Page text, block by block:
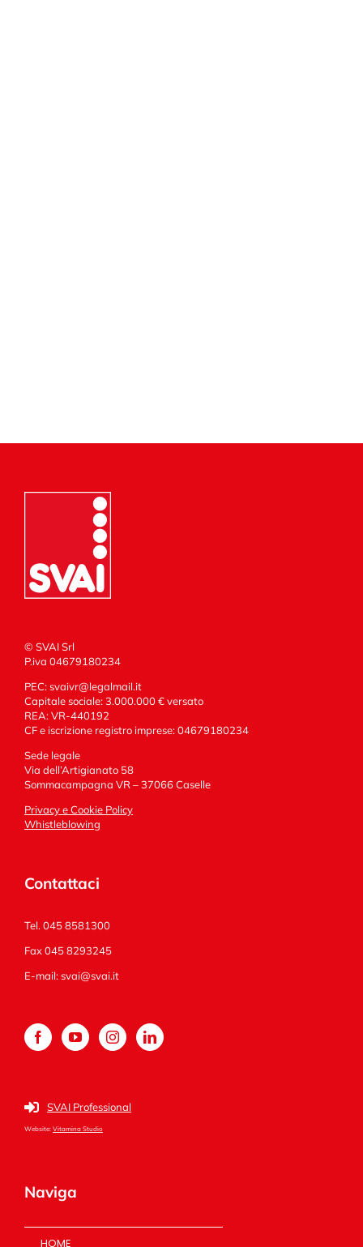
© SVAI Srl
P.iva 04679180234
PEC:svaivr@legalmail.it
Capitale sociale: 3.000.000 € versato
REA: VR-440192
CF e iscrizione registro imprese: 04679180234
Sede legale
Via dell’Artigianato 58
Sommacampagna VR – 37066 Caselle
Privacy e Cookie Policy
Whistleblowing
Contattaci
Tel. 045 8581300
Fax 045 8293245
E-mail:svai@svai.it
SVAI Professional
Website: Vitamina Studio
Naviga
HOME